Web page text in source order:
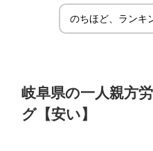
のちほど、ランキ
岐阜県の一人親方
グ【安い】